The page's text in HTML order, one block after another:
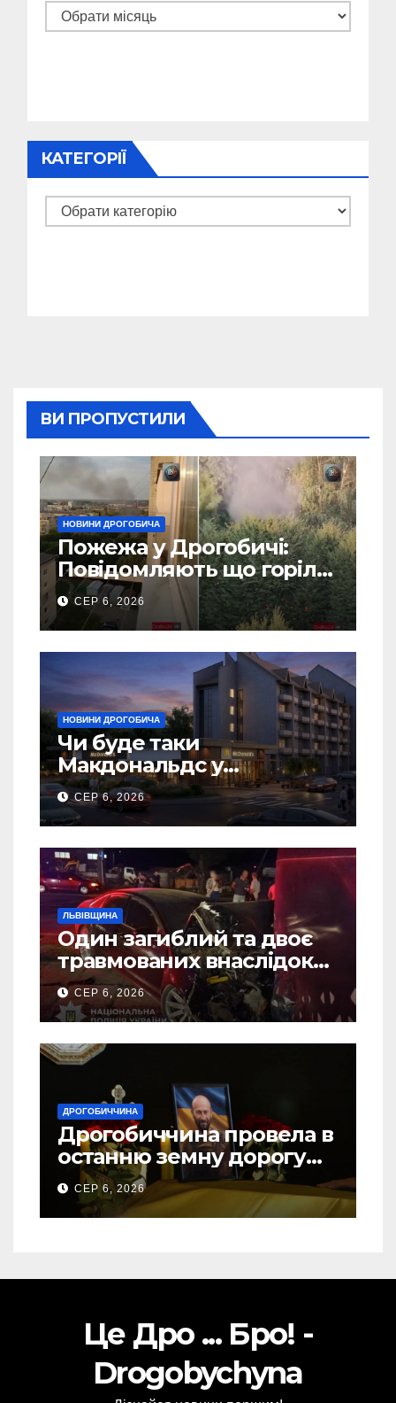
Архіви
КАТЕГОРІЇ
Категорії
ВИ ПРОПУСТИЛИ
НОВИНИ ДРОГОБИЧА
Пожежа у Дрогобичі:
Повідомляють що горіло
5 гаражів (Відео)
СЕР 6, 2026
НОВИНИ ДРОГОБИЧА
Чи буде таки
Макдональдс у
Дрогобичі? (Фото)
СЕР 6, 2026
ЛЬВІВЩИНА
Один загиблий та двоє
травмованих внаслідок
ДТП на Самбірщині
СЕР 6, 2026
ДРОГОБИЧЧИНА
Дрогобиччина провела в
останню земну дорогу
свого Захисника – Олега
Торського
СЕР 6, 2026
Це Дро ... Бро! -
Drogobychyna